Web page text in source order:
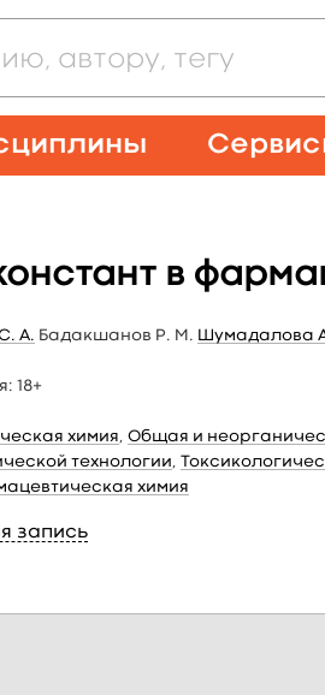
в
А. Бадакшанов Р. М.
Шумадалова
18+
химия ,Общая и
технологии
,
химия
запись